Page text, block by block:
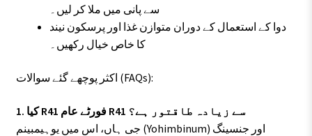
سے پانی میں ملا کر لیں۔
دوا کے استعمال کے دوران متوازن غذا اور پرسکون نیند
کا خاص خیال رکھیں۔
اکثر پوچھے گئے سوالات (FAQs):
1. کیا R41 فورٹے عام R41 سے زیادہ طاقتور ہے؟
جی ہاں، اس میں یوہیمبینم (Yohimbinum) اور جنسینگ